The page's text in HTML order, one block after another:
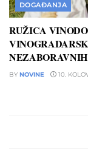
DOGAĐANJA
RUŽICA
BY NOVINE 10.